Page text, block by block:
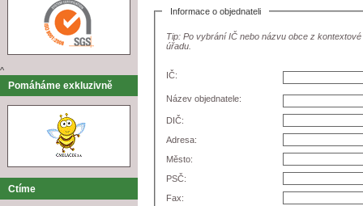
^
Pomáháme exkluzivně
Ctíme
Informace o objednateli
Tip: Po vybrání IČ nebo názvu obce z
úřadu.
IČ:
Název objednatele:
DIČ:
Adresa:
Město:
PSČ:
Fax: